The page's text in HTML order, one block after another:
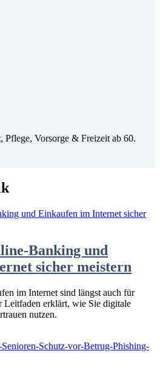
Pflege, Vorsorge & Freizeit ab 60.
Banking und
sicher meistern
im Internet sind längst auch für
Leitfaden erklärt, wie Sie digitale
nutzen.